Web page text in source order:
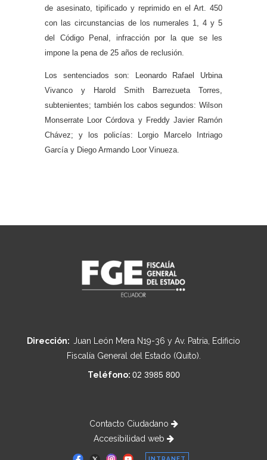
de asesinato, tipificado y reprimido en el Art. 450
con las circunstancias de los numerales 1, 4 y 5
del Código Penal, infracción por la que se les
impone la pena de 25 años de reclusión.
Los sentenciados son: Leonardo Rafael Urbina
Vivanco y Harold Smith Barrezueta Torres,
subtenientes; también los cabos segundos: Wilson
Monserrate Loor Córdova y Freddy Javier Ramón
Chávez; y los policías: Lorgio Marcelo Intriago
García y Diego Armando Loor Vinueza.
Dirección: Juan León Mera N19-36 y Av. Patria, Edificio
Fiscalía General del Estado (Quito).
Teléfono: 02 3985 800
Contacto Ciudadano
Accesibilidad web
INTRANET